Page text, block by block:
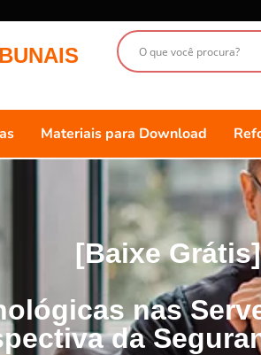
Materiais para Download
[Baixe Grátis]
nas
da